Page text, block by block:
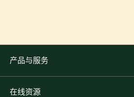
产品与服务
在线资源